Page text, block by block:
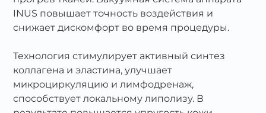
INUS повышает точность воздействия и
снижает дискомфорт во время процедуры.
Технология стимулирует активный синтез
коллагена и эластина, улучшает
микроциркуляцию и лимфодренаж,
способствует локальному липолизу. В